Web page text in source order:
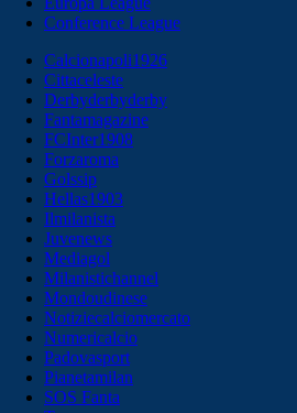
Conference League
Calcionapoli1926
Cittaceleste
Derbyderbyderby
Fantamagazine
FCInter1908
Forzaroma
Golssip
Hellas1903
Ilmilanista
Juvenews
Mediagol
Milanistichannel
Mondoudinese
Notiziecalciomercato
Numericalcio
Padovasport
Pianetamilan
SOS Fanta